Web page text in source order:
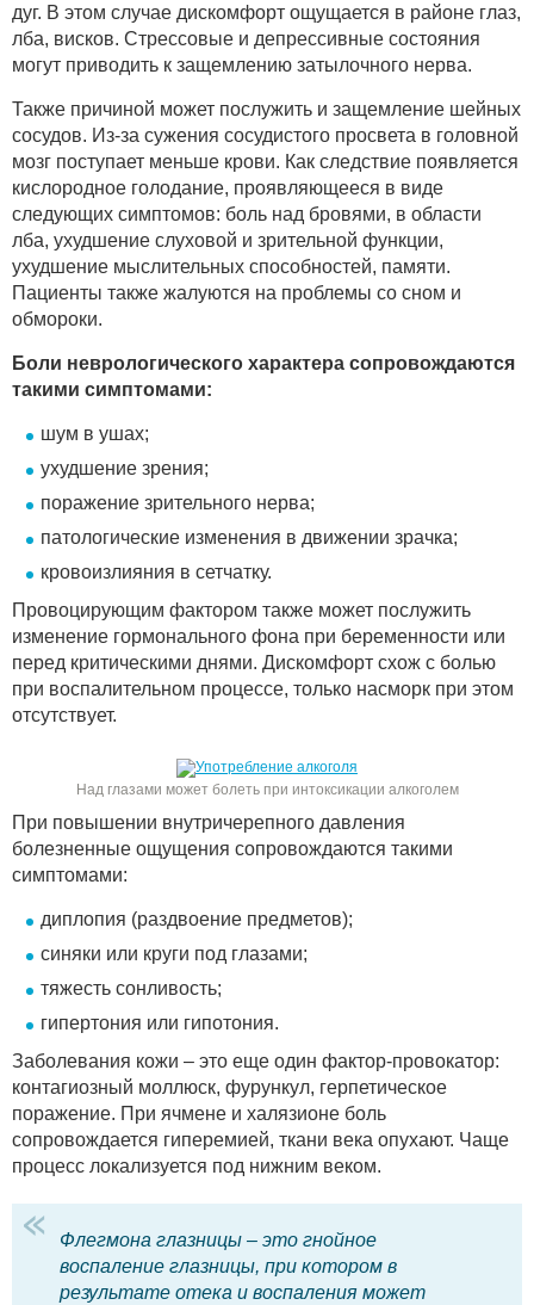
дуг. В этом случае дискомфорт ощущается в районе глаз,
лба, висков. Стрессовые и депрессивные состояния
могут приводить к защемлению затылочного нерва.
Также причиной может послужить и защемление шейных
сосудов. Из-за сужения сосудистого просвета в головной
мозг поступает меньше крови. Как следствие появляется
кислородное голодание, проявляющееся в виде
следующих симптомов: боль над бровями, в области
лба, ухудшение слуховой и зрительной функции,
ухудшение мыслительных способностей, памяти.
Пациенты также жалуются на проблемы со сном и
обмороки.
Боли неврологического характера сопровождаются
такими симптомами:
шум в ушах;
ухудшение зрения;
поражение зрительного нерва;
патологические изменения в движении зрачка;
кровоизлияния в сетчатку.
Провоцирующим фактором также может послужить
изменение гормонального фона при беременности или
перед критическими днями. Дискомфорт схож с болью
при воспалительном процессе, только насморк при этом
отсутствует.
Над глазами может болеть при интоксикации алкоголем
При повышении внутричерепного давления
болезненные ощущения сопровождаются такими
симптомами:
диплопия (раздвоение предметов);
синяки или круги под глазами;
тяжесть сонливость;
гипертония или гипотония.
Заболевания кожи – это еще один фактор-провокатор:
контагиозный моллюск, фурункул, герпетическое
поражение. При ячмене и халязионе боль
сопровождается гиперемией, ткани века опухают. Чаще
процесс локализуется под нижним веком.
Флегмона глазницы – это гнойное
воспаление глазницы, при котором в
результате отека и воспаления может